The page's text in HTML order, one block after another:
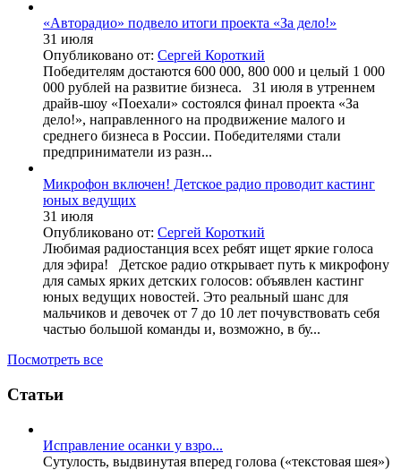
«Авторадио» подвело итоги проекта «За дело!»
31 июля
Опубликовано от: Сергей Короткий
Победителям достаются 600 000, 800 000 и целый 1 000
000 рублей на развитие бизнеса. 31 июля в утреннем
драйв-шоу «Поехали» состоялся финал проекта «За
дело!», направленного на продвижение малого и
среднего бизнеса в России. Победителями стали
предприниматели из разн...
Микрофон включен! Детское радио проводит кастинг
юных ведущих
31 июля
Опубликовано от: Сергей Короткий
Любимая радиостанция всех ребят ищет яркие голоса
для эфира! Детское радио открывает путь к микрофону
для самых ярких детских голосов: объявлен кастинг
юных ведущих новостей. Это реальный шанс для
мальчиков и девочек от 7 до 10 лет почувствовать себя
частью большой команды и, возможно, в бу...
Посмотреть все
Статьи
Исправление осанки у взро...
Сутулость, выдвинутая вперед голова («текстовая шея»)